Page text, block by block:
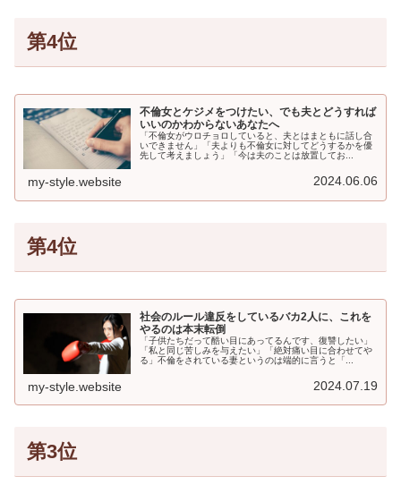
第4位
不倫女とケジメをつけたい、でも夫とどうすれば
いいのかわからないあなたへ
「不倫女がウロチョロしていると、夫とはまともに話し合
いできません」「夫よりも不倫女に対してどうするかを優
先して考えましょう」「今は夫のことは放置してお...
my-style.website 2024.06.06
第4位
社会のルール違反をしているバカ2人に、これを
やるのは本末転倒
「子供たちだって酷い目にあってるんです、復讐したい」
「私と同じ苦しみを与えたい」「絶対痛い目に合わせてや
る」不倫をされている妻というのは端的に言うと「...
my-style.website 2024.07.19
第3位